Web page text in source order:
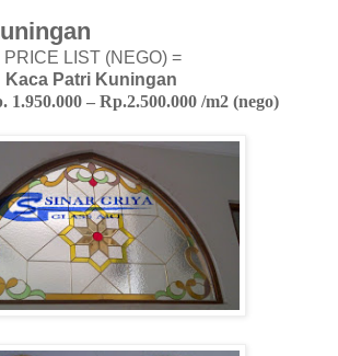
PRICE LIST (NEGO) =
Kaca Patri Kuningan
1.950.000 – Rp.2.500.000 /m2 (nego)